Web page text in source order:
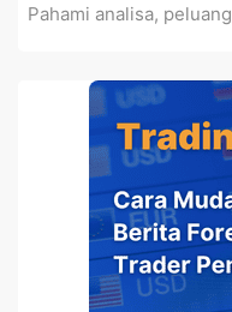
Pahami analisa,